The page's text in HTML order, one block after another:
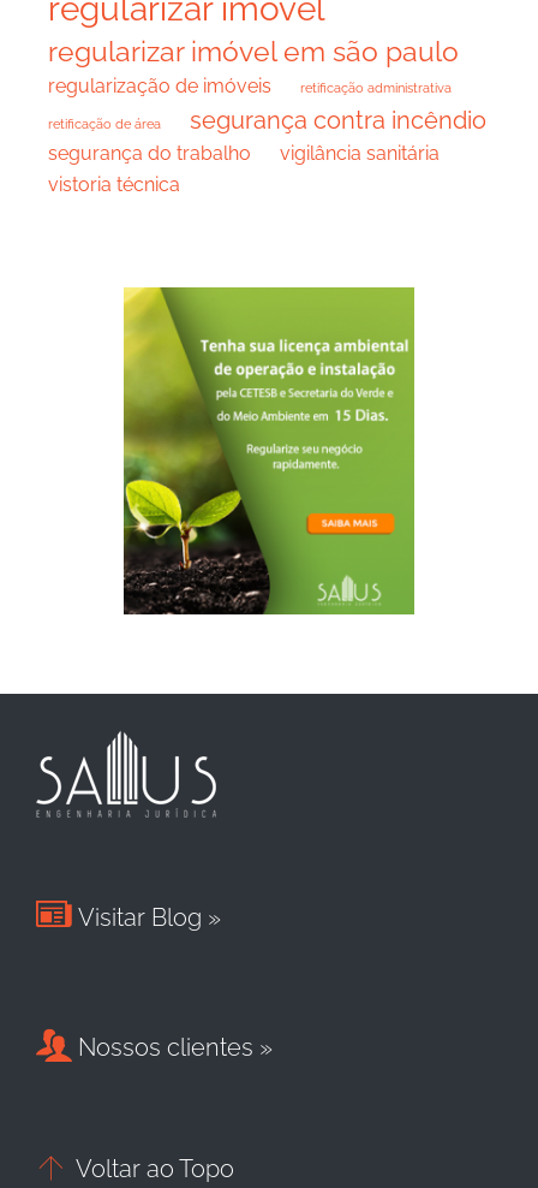
regularizar imóvel
regularizar imóvel em são paulo
regularização de imóveis retificação administrativa
retificação de área segurança contra incêndio
segurança do trabalho
vigilância sanitária
vistoria técnica
 Visitar Blog »
 Nossos clientes »
 Voltar ao Topo